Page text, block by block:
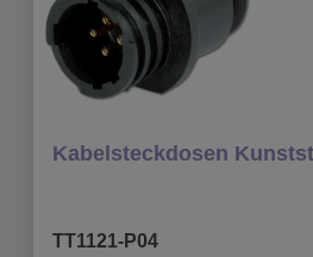
Kabelsteckdosen
TT1121-P04